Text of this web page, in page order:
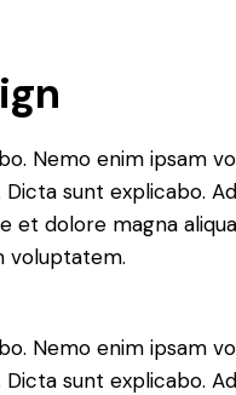
Nemo enim ipsam
Dicta sunt explicabo.
et dolore magna
voluptatem.
Nemo enim ipsam
Dicta sunt explicabo.